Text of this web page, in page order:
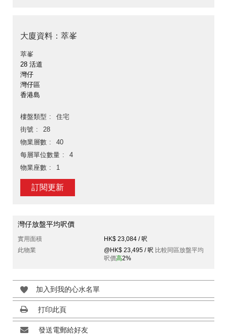
大廈資料：萃峯
萃峯
28 活道
灣仔
灣仔區
香港島
樓盤類型
住宅
街號
28
物業層數
40
每層單位數量
4
物業座數
1
訂閱更新
灣仔放盤平均呎價
實用面積
HK$ 23,084 / 呎
此物業
@HK$ 23,495 / 呎 比較同區放盤平均
呎價高2%
加入到我的心水名單
打印此頁
發送電郵給好友